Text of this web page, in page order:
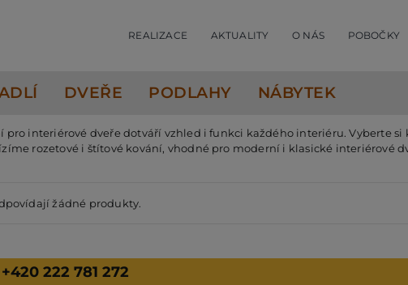
REALIZACE AKTUALITY O NÁS POBOČKY
DVEŘE PODLAHY NÁBYTEK
pro interiérové dveře dotváří vzhled i funkci každého interiéru. Vyberte
rozetové i štítové kování, vhodné pro moderní i klasické interiérové
žádné produkty.
+420 222 781 272